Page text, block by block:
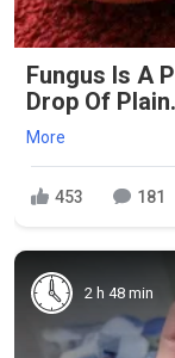
Fungus Is A
Drop Of
More
453 181
2 h 48 min